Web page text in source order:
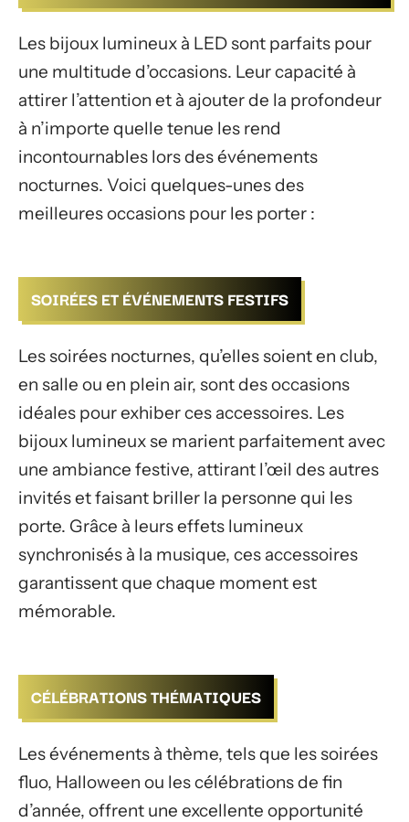
Les bijoux lumineux à LED sont parfaits pour
une multitude d’occasions. Leur capacité à
attirer l’attention et à ajouter de la profondeur
à n’importe quelle tenue les rend
incontournables lors des événements
nocturnes. Voici quelques-unes des
meilleures occasions pour les porter :
SOIRÉES ET ÉVÉNEMENTS FESTIFS
Les soirées nocturnes, qu’elles soient en club,
en salle ou en plein air, sont des occasions
idéales pour exhiber ces accessoires. Les
bijoux lumineux se marient parfaitement avec
une ambiance festive, attirant l’œil des autres
invités et faisant briller la personne qui les
porte. Grâce à leurs effets lumineux
synchronisés à la musique, ces accessoires
garantissent que chaque moment est
mémorable.
CÉLÉBRATIONS THÉMATIQUES
Les événements à thème, tels que les soirées
fluo, Halloween ou les célébrations de fin
d’année, offrent une excellente opportunité